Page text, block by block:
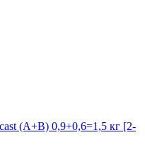
(А+В) 0,9+0,6=1,5 кг [2-